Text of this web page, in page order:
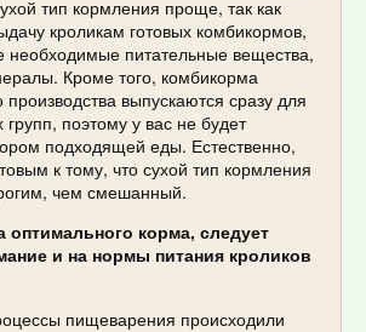
тип кормления проще, так как
кроликам готовых комбикормов,
необходимые питательные вещества,
Кроме того, комбикорма
выпускаются сразу для
групп, поэтому у вас не будет
подходящей еды. Естественно,
к тому, что сухой тип кормления
чем смешанный.
оптимального корма, следует
и на нормы питания кроликов
пищеварения происходили